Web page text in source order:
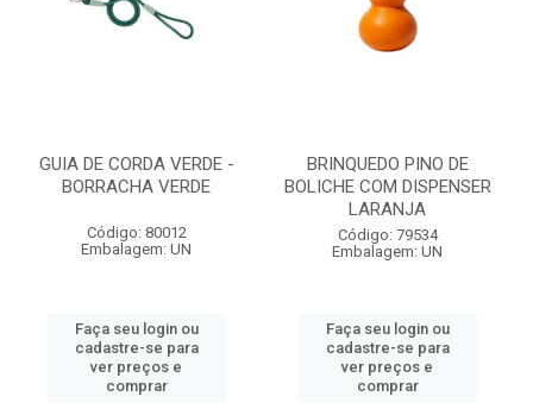
GUIA DE CORDA VERDE -
BORRACHA VERDE
Código: 80012
Embalagem: UN
Faça seu login ou
cadastre-se para
ver preços e
comprar
BRINQUEDO PINO DE
BOLICHE COM DISPENSER
LARANJA
Código: 79534
Embalagem: UN
Faça seu login ou
cadastre-se para
ver preços e
comprar